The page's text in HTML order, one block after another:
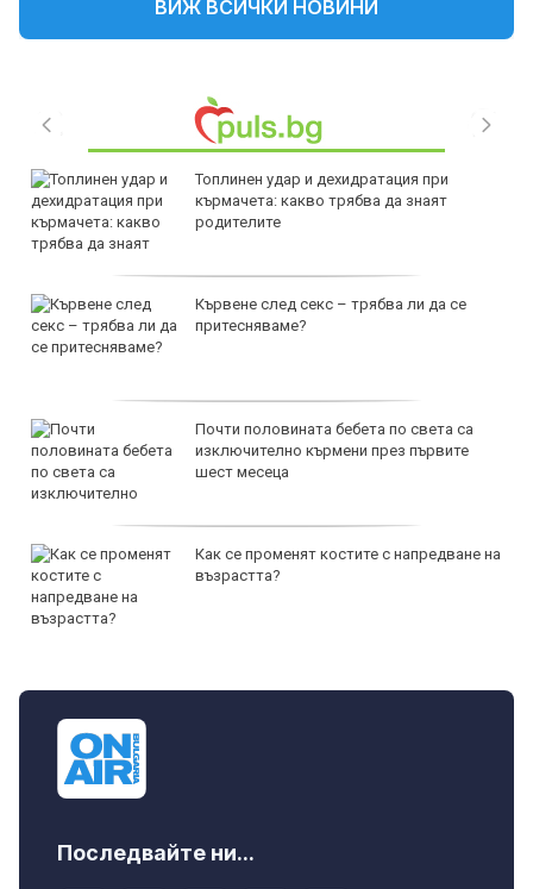
ВИЖ ВСИЧКИ НОВИНИ
Топлинен удар и дехидратация при
кърмачета: какво трябва да знаят
родителите
Кървене след секс – трябва ли да се
притесняваме?
Почти половината бебета по света са
изключително кърмени през първите
шест месеца
Как се променят костите с напредване на
възрастта?
Последвайте ни...